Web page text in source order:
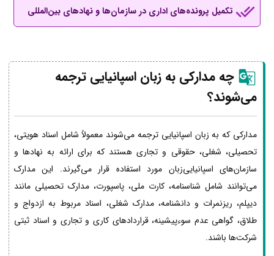
تکمیل پرونده‌های اداری در سازمان‌ها و نهادهای بین‌المللی
چه مدارکی به زبان اسپانیایی ترجمه
می‌شوند؟
مدارکی که به زبان اسپانیایی ترجمه می‌شوند معمولاً شامل اسناد هویتی،
تحصیلی، شغلی، حقوقی و تجاری هستند که برای ارائه به نهادها و
سازمان‌های اسپانیایی‌زبان مورد استفاده قرار می‌گیرند. این مدارک
می‌توانند شامل شناسنامه، کارت ملی، پاسپورت، مدارک تحصیلی مانند
دیپلم، ریزنمرات و دانشنامه، مدارک شغلی، اسناد مربوط به ازدواج و
طلاق، گواهی عدم سوءپیشینه، قراردادهای کاری و تجاری و اسناد ثبتی
شرکت‌ها باشند.